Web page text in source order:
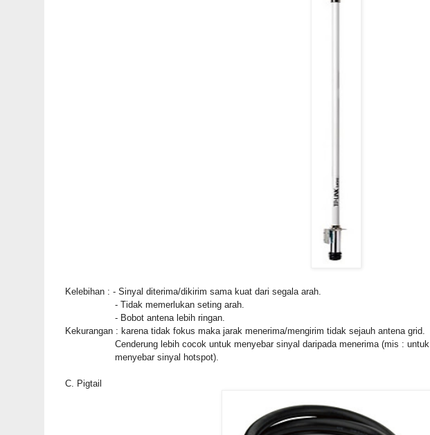
Kelebihan : - Sinyal diterima/dikirim sama kuat dari segala arah.
- Tidak memerlukan seting arah.
- Bobot antena lebih ringan.
Kekurangan : karena tidak fokus maka jarak menerima/mengirim tidak sejauh antena grid.
Cenderung lebih cocok untuk menyebar sinyal daripada menerima (mis : untuk
menyebar sinyal hotspot).
C. Pigtail